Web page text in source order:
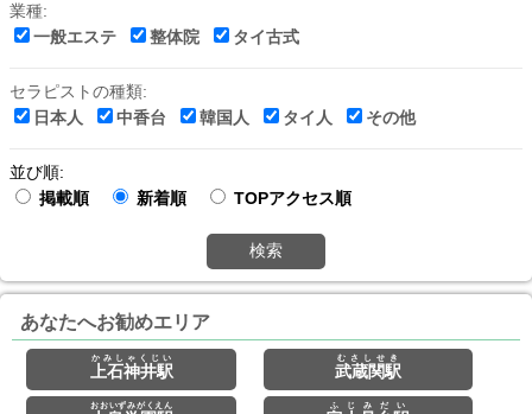
業種:
一般エステ
整体院 タイ古式
セラピストの種類:
日本人
中香台 韓国人 タイ人 その他
並び順:
掲載順
新着順 TOPアクセス順
検索
あなたへお勧めエリア
上石神井駅
かみしゃくじい
武蔵関駅
むさしせき
おおいずみがくえん ふじみだい